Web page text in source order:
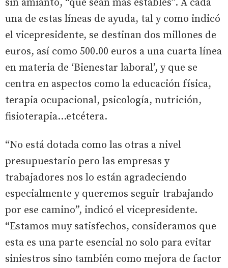
sin amianto, “que sean más estables”. A cada
una de estas líneas de ayuda, tal y como indicó
el vicepresidente, se destinan dos millones de
euros, así como 500.00 euros a una cuarta línea
en materia de ‘Bienestar laboral’, y que se
centra en aspectos como la educación física,
terapia ocupacional, psicología, nutrición,
fisioterapia...etcétera.
“No está dotada como las otras a nivel
presupuestario pero las empresas y
trabajadores nos lo están agradeciendo
especialmente y queremos seguir trabajando
por ese camino”, indicó el vicepresidente.
“Estamos muy satisfechos, consideramos que
esta es una parte esencial no solo para evitar
siniestros sino también como mejora de factor